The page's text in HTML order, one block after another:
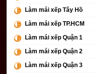
Làm mái xếp Tây Hồ
Làm mái xếp TP.HCM
Làm mái xếp Quận 1
Làm mái xếp Quận 2
Làm mái xếp Quận 3